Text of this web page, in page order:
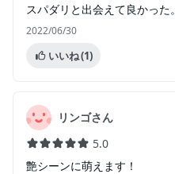
スパダリと出会えて良かった。
2022/06/30
いいね(1)
リンゴさん
5.0
艶シーンに萌えます！